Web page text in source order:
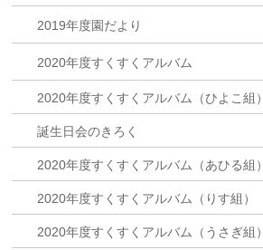
2019年度園だより
2020年度すくすくアルバム
2020年度すくすくアルバム（ひよこ組）
誕生日会のきろく
2020年度すくすくアルバム（あひる組）
2020年度すくすくアルバム（りす組）
2020年度すくすくアルバム（うさぎ組）